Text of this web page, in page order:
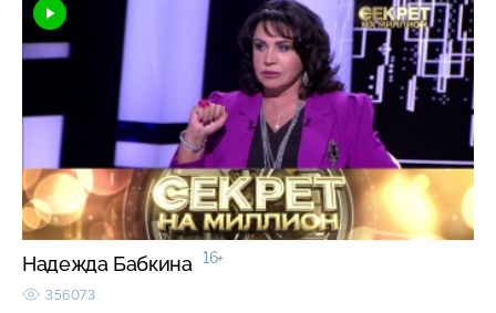
Надежда Бабкина 16+
356073